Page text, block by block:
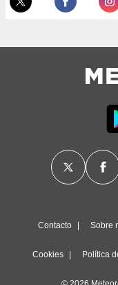
Contacto Sobre
Cookies Política